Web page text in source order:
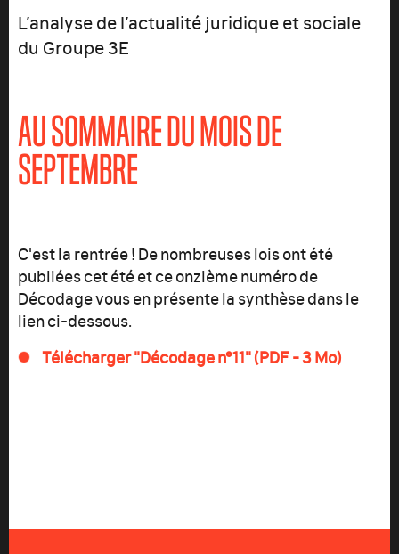
L’analyse de l’actualité juridique et sociale
du Groupe 3E
AU SOMMAIRE DU MOIS DE
SEPTEMBRE
C'est la rentrée ! De nombreuses lois ont été
publiées cet été et ce onzième numéro de
Décodage vous en présente la synthèse dans le
lien ci-dessous.
Télécharger "Décodage n°11" (PDF - 3 Mo)